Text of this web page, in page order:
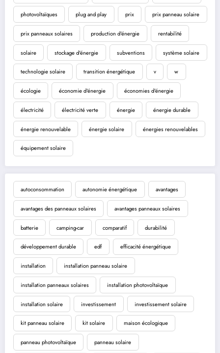
photovoltaïques plug and play prix prix panneau solaire
prix panneaux solaires production d'énergie rentabilité
solaire stockage d'énergie subventions système solaire
technologie solaire transition énergétique v w
écologie économie d'énergie économies d'énergie
électricité électricité verte énergie énergie durable
énergie renouvelable énergie solaire énergies renouvelables
équipement solaire
autoconsommation autonomie énergétique avantages
avantages des panneaux solaires avantages panneaux solaires
batterie camping-car comparatif durabilité
développement durable edf efficacité énergétique
installation installation panneau solaire
installation panneaux solaires installation photovoltaïque
installation solaire investissement investissement solaire
kit panneau solaire kit solaire maison écologique
panneau photovoltaïque panneau solaire